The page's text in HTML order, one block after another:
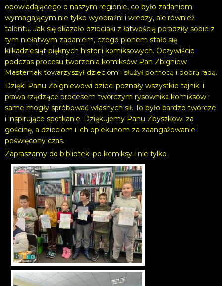
opowiadającego o naszym regionie, co było zadaniem
wymagającym nie tylko wyobraźni i wiedzy, ale również
talentu. Jak się okazało dzieciaki z łatwością poradziły sobie z
tym niełatwym zadaniem, czego plonem stało się
kilkadziesiąt pięknych historii komiksowych. Oczywiście
podczas procesu tworzenia komiksów Pan Zbigniew
Masternak towarzyszył dzieciom i służył pomocą i dobrą radą.
Dzięki Panu Zbigniewowi dzieci poznały wszystkie tajniki i
prawa rządzące procesem twórczym rysownika komiksów i
same mogły spróbować własnych sił. To było bardzo twórcze
i inspirujące spotkanie. Dziękujemy Panu Zbyszkowi za
gościnę, a dzieciom i ich opiekunom za zaangażowanie i
poświęcony czas.
Zapraszamy do biblioteki po komiksy i nie tylko.